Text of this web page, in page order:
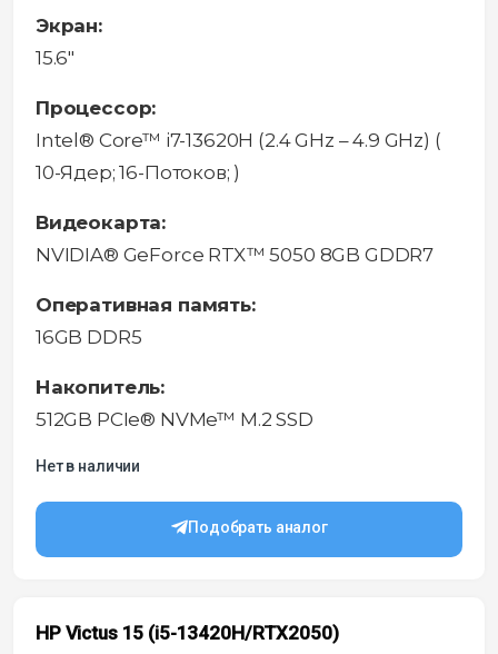
Экран:
15.6"
Процессор:
Intel® Core™ i7-13620H (2.4 GHz – 4.9 GHz) (
10-Ядeр; 16-Потоков; )
Видеокарта:
NVIDIA® GeForce RTX™ 5050 8GB GDDR7
Оперативная память:
16GB DDR5
Накопитель:
512GB PCIe® NVMe™ M.2 SSD
Нет в наличии
Подобрать аналог
HP Victus 15 (i5-13420H/RTX2050)